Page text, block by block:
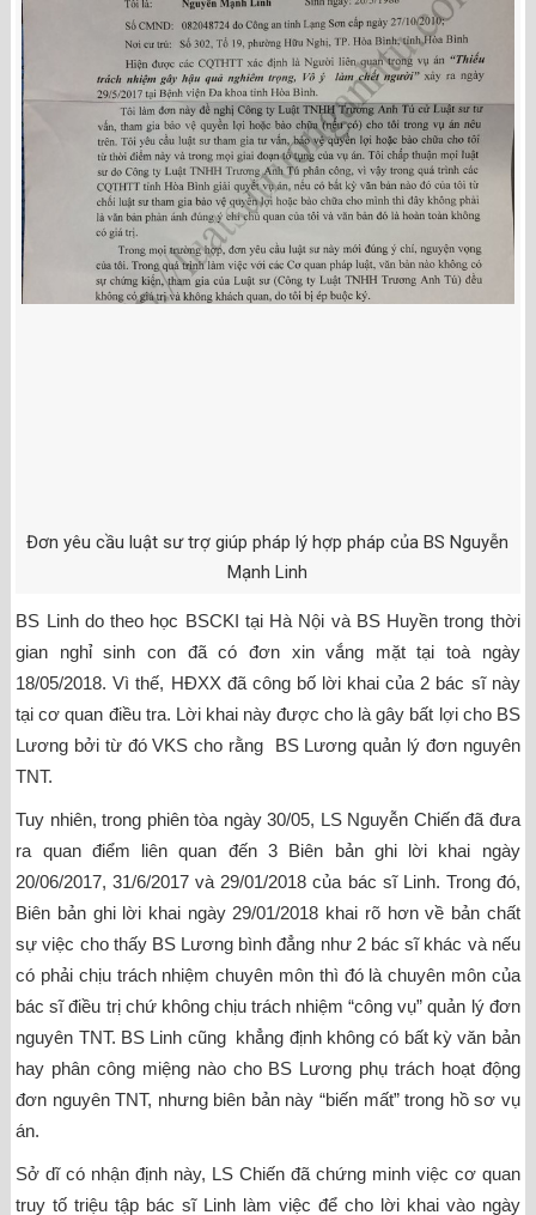
Đơn yêu cầu luật sư trợ giúp pháp lý hợp pháp của BS Nguyễn
Mạnh Linh
BS Linh do theo học BSCKI tại Hà Nội và BS Huyền trong thời
gian nghỉ sinh con đã có đơn xin vắng mặt tại toà ngày
18/05/2018. Vì thế, HĐXX đã công bố lời khai của 2 bác sĩ này
tại cơ quan điều tra. Lời khai này được cho là gây bất lợi cho BS
Lương bởi từ đó VKS cho rằng BS Lương quản lý đơn nguyên
TNT.
Tuy nhiên, trong phiên tòa ngày 30/05, LS Nguyễn Chiến đã đưa
ra quan điểm liên quan đến 3 Biên bản ghi lời khai ngày
20/06/2017, 31/6/2017 và 29/01/2018 của bác sĩ Linh. Trong đó,
Biên bản ghi lời khai ngày 29/01/2018 khai rõ hơn về bản chất
sự việc cho thấy BS Lương bình đẳng như 2 bác sĩ khác và nếu
có phải chịu trách nhiệm chuyên môn thì đó là chuyên môn của
bác sĩ điều trị chứ không chịu trách nhiệm “công vụ” quản lý đơn
nguyên TNT. BS Linh cũng khẳng định không có bất kỳ văn bản
hay phân công miệng nào cho BS Lương phụ trách hoạt động
đơn nguyên TNT, nhưng biên bản này “biến mất” trong hồ sơ vụ
án.
Sở dĩ có nhận định này, LS Chiến đã chứng minh việc cơ quan
truy tố triệu tập bác sĩ Linh làm việc để cho lời khai vào ngày